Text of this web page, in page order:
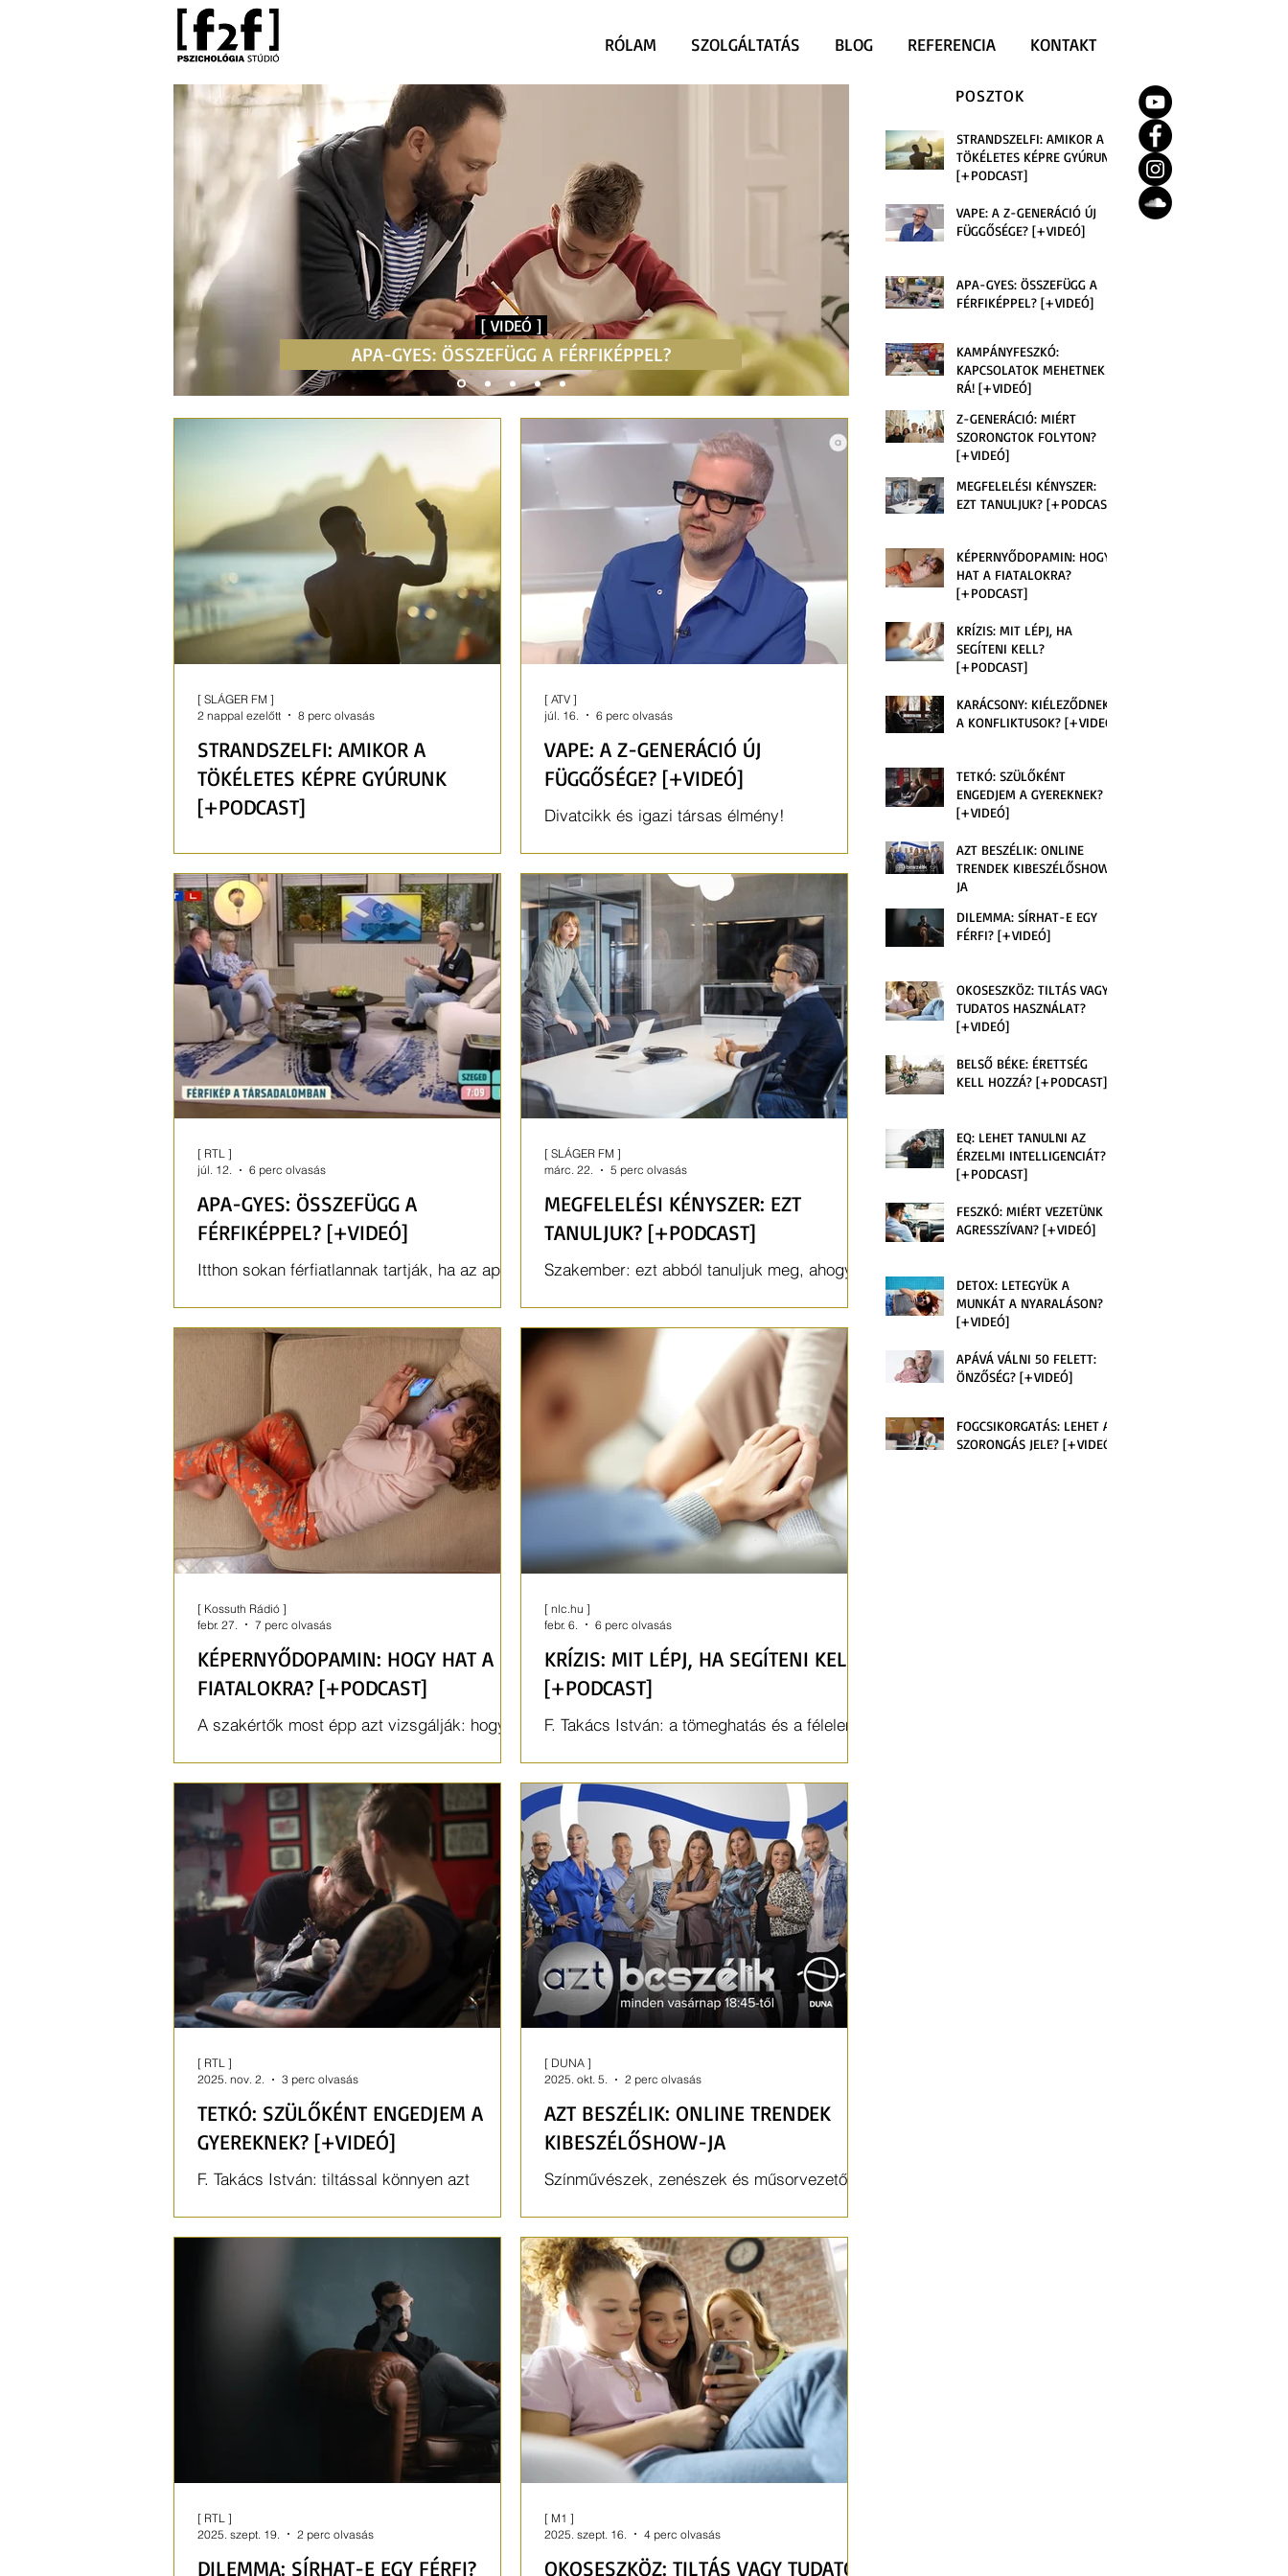
RÓLAM SZOLGÁLTATÁS BLOG REFERENCIA KONTAKT
[ VIDEÓ ]
APA-GYES: ÖSSZEFÜGG A FÉRFIKÉPPEL?
STRANDSZELFI: AMIKOR A
TÖKÉLETES KÉPRE GYÚRUNK
[+PODCAST]
benne van.
[ SLÁGER FM ]
2 nappal ezelőtt
8 perc olvasás
VAPE: A Z-GENERÁCIÓ ÚJ
FÜGGŐSÉGE? [+VIDEÓ]
Divatcikk és igazi társas élmény!
[ ATV ]
júl. 16.
6 perc olvasás
APA-GYES: ÖSSZEFÜGG A
FÉRFIKÉPPEL? [+VIDEÓ]
Itthon sokan férfiatlannak tartják, ha az apa
[ RTL ]
júl. 12.
6 perc olvasás
MEGFELELÉSI KÉNYSZER: EZT
TANULJUK? [+PODCAST]
Szakember: ezt abból tanuljuk meg, ahogy a
[ SLÁGER FM ]
márc. 22.
5 perc olvasás
KÉPERNYŐDOPAMIN: HOGY HAT A
FIATALOKRA? [+PODCAST]
A szakértők most épp azt vizsgálják: hogyan
[ Kossuth Rádió ]
febr. 27.
7 perc olvasás
KRÍZIS: MIT LÉPJ, HA SEGÍTENI KELL?
[+PODCAST]
F. Takács István: a tömeghatás és a félelem
[ nlc.hu ]
febr. 6.
6 perc olvasás
TETKÓ: SZÜLŐKÉNT ENGEDJEM A
GYEREKNEK? [+VIDEÓ]
F. Takács István: tiltással könnyen azt
[ RTL ]
2025. nov. 2.
3 perc olvasás
AZT BESZÉLIK: ONLINE TRENDEK
KIBESZÉLŐSHOW-JA
Színművészek, zenészek és műsorvezetők
[ DUNA ]
2025. okt. 5.
2 perc olvasás
DILEMMA: SÍRHAT-E EGY FÉRFI?
[ RTL ]
2025. szept. 19.
2 perc olvasás
OKOSESZKÖZ: TILTÁS VAGY TUDATOS
[ M1 ]
2025. szept. 16.
4 perc olvasás
POSZTOK
STRANDSZELFI: AMIKOR A
TÖKÉLETES KÉPRE GYÚRUNK
[+PODCAST]
VAPE: A Z-GENERÁCIÓ ÚJ
FÜGGŐSÉGE? [+VIDEÓ]
APA-GYES: ÖSSZEFÜGG A
FÉRFIKÉPPEL? [+VIDEÓ]
KAMPÁNYFESZKÓ:
KAPCSOLATOK MEHETNEK
RÁ! [+VIDEÓ]
Z-GENERÁCIÓ: MIÉRT
SZORONGTOK FOLYTON?
[+VIDEÓ]
MEGFELELÉSI KÉNYSZER:
EZT TANULJUK? [+PODCAST]
KÉPERNYŐDOPAMIN: HOGY
HAT A FIATALOKRA?
[+PODCAST]
KRÍZIS: MIT LÉPJ, HA
SEGÍTENI KELL?
[+PODCAST]
KARÁCSONY: KIÉLEZŐDNEK
A KONFLIKTUSOK? [+VIDEÓ]
TETKÓ: SZÜLŐKÉNT
ENGEDJEM A GYEREKNEK?
[+VIDEÓ]
AZT BESZÉLIK: ONLINE
TRENDEK KIBESZÉLŐSHOW-
JA
DILEMMA: SÍRHAT-E EGY
FÉRFI? [+VIDEÓ]
OKOSESZKÖZ: TILTÁS VAGY
TUDATOS HASZNÁLAT?
[+VIDEÓ]
BELSŐ BÉKE: ÉRETTSÉG
KELL HOZZÁ? [+PODCAST]
EQ: LEHET TANULNI AZ
ÉRZELMI INTELLIGENCIÁT?
[+PODCAST]
FESZKÓ: MIÉRT VEZETÜNK
AGRESSZÍVAN? [+VIDEÓ]
DETOX: LETEGYÜK A
MUNKÁT A NYARALÁSON?
[+VIDEÓ]
APÁVÁ VÁLNI 50 FELETT:
ÖNZŐSÉG? [+VIDEÓ]
FOGCSIKORGATÁS: LEHET A
SZORONGÁS JELE? [+VIDEÓ]